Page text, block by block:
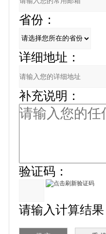
省份：
详细地址：
补充说明：
验证码：
请输入计算结果